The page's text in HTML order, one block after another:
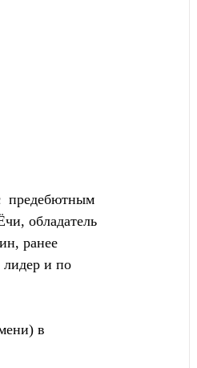
предебютным
обладатель
ранее
и по
в